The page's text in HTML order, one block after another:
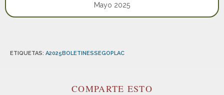
Mayo 2025
ETIQUETAS: A2025BOLETINESSEGOPLAC
COMPARTE ESTO